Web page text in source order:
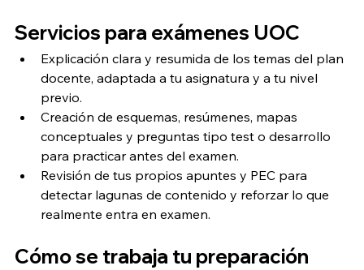
Servicios para exámenes UOC
Explicación clara y resumida de los temas del plan
docente, adaptada a tu asignatura y a tu nivel
previo.
Creación de esquemas, resúmenes, mapas
conceptuales y preguntas tipo test o desarrollo
para practicar antes del examen.
Revisión de tus propios apuntes y PEC para
detectar lagunas de contenido y reforzar lo que
realmente entra en examen.
Cómo se trabaja tu preparación